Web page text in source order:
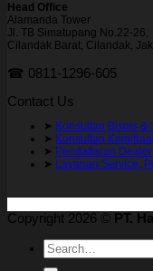
Head Office
Alamanda Tower
Jl. TB Simatupang No.22-26,
Cilandak Barat, Cilandak,
☎ 0811-1296-605
Contact Us
➤ Konsultan Bisnis
➤ Konsultan
➤ Pendaftaran
➤ Layanan Service,
Copyright 2026 ©
PT.
Search
for: